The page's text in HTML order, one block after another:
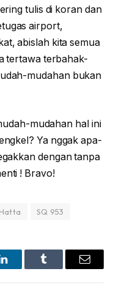
tulis di koran dan
airport,
abislah kita semua
tertawa terbahak-
mudahan bukan
mudahan hal ini
Ya nggak apa-
dengan tanpa
! Bravo!
SQ 953
LinkedInTumblr Email